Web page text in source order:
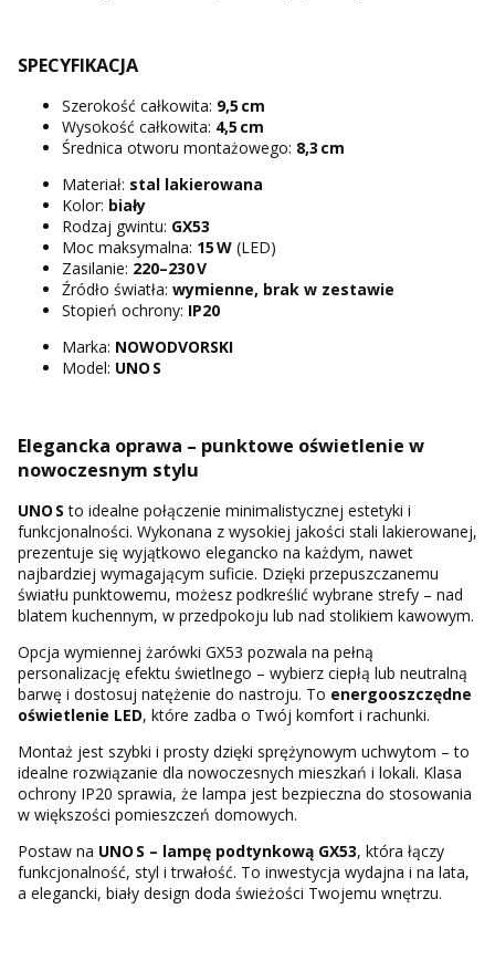
SPECYFIKACJA
Szerokość całkowita: 9,5 cm
Wysokość całkowita: 4,5 cm
Średnica otworu montażowego: 8,3 cm
Materiał: stal lakierowana
Kolor: biały
Rodzaj gwintu: GX53
Moc maksymalna: 15 W (LED)
Zasilanie: 220–230 V
Źródło światła: wymienne, brak w zestawie
Stopień ochrony: IP20
Marka: NOWODVORSKI
Model: UNO S
Elegancka oprawa – punktowe oświetlenie w
nowoczesnym stylu
UNO S to idealne połączenie minimalistycznej estetyki i
funkcjonalności. Wykonana z wysokiej jakości stali lakierowanej,
prezentuje się wyjątkowo elegancko na każdym, nawet
najbardziej wymagającym suficie. Dzięki przepuszczanemu
światłu punktowemu, możesz podkreślić wybrane strefy – nad
blatem kuchennym, w przedpokoju lub nad stolikiem kawowym.
Opcja wymiennej żarówki GX53 pozwala na pełną
personalizację efektu świetlnego – wybierz ciepłą lub neutralną
barwę i dostosuj natężenie do nastroju. To energooszczędne
oświetlenie LED, które zadba o Twój komfort i rachunki.
Montaż jest szybki i prosty dzięki sprężynowym uchwytom – to
idealne rozwiązanie dla nowoczesnych mieszkań i lokali. Klasa
ochrony IP20 sprawia, że lampa jest bezpieczna do stosowania
w większości pomieszczeń domowych.
Postaw na UNO S – lampę podtynkową GX53, która łączy
funkcjonalność, styl i trwałość. To inwestycja wydajna i na lata,
a elegancki, biały design doda świeżości Twojemu wnętrzu.